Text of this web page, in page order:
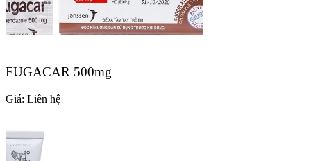
FUGACAR 500mg
Giá: Liên hệ